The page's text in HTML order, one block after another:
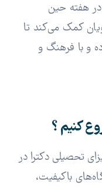
تا 20 ساعت در هفته حین
کمک می‌کند تا
و با فرهنگ و
کنیم ؟
تحصیلی دکترا در
باکیفیت،